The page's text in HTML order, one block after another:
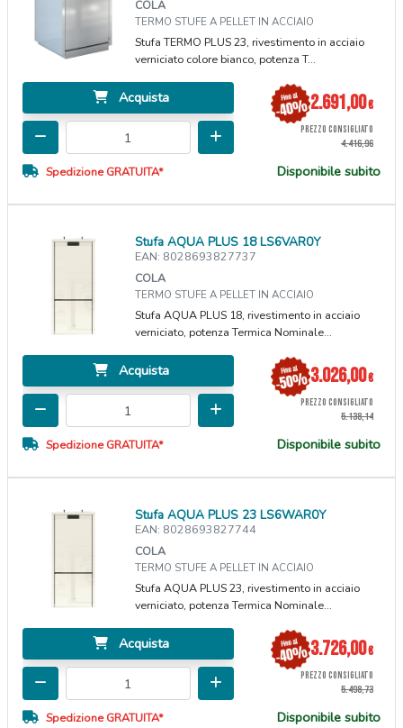
COLA
TERMO STUFE A PELLET IN ACCIAIO
Stufa TERMO PLUS 23, rivestimento in acciaio
verniciato colore bianco, potenza T...
Acquista 2.691,00€
PREZZO CONSIGLIATO
4.416,96
Spedizione GRATUITA* Disponibile subito
Stufa AQUA PLUS 18 LS6VAR0Y
EAN: 8028693827737
COLA
TERMO STUFE A PELLET IN ACCIAIO
Stufa AQUA PLUS 18, rivestimento in acciaio
verniciato, potenza Termica Nominale...
Acquista 3.026,00€
PREZZO CONSIGLIATO
5.138,14
Spedizione GRATUITA* Disponibile subito
Stufa AQUA PLUS 23 LS6WAR0Y
EAN: 8028693827744
COLA
TERMO STUFE A PELLET IN ACCIAIO
Stufa AQUA PLUS 23, rivestimento in acciaio
verniciato, potenza Termica Nominale...
Acquista 3.726,00€
PREZZO CONSIGLIATO
5.498,73
Spedizione GRATUITA* Disponibile subito